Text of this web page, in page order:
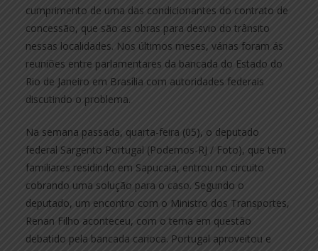
cumprimento de uma das condicionantes do contrato de
concessão, que são as obras para desvio do trânsito
nessas localidades. Nos últimos meses, várias foram ás
reuniões entre parlamentares da bancada do Estado do
Rio de Janeiro em Brasília com autoridades federais
discutindo o problema.
Na semana passada, quarta-feira (05), o deputado
federal Sargento Portugal (Podemos-RJ / Foto), que tem
familiares residindo em Sapucaia, entrou no circuito
cobrando uma solução para o caso. Segundo o
deputado, um encontro com o Ministro dos Transportes,
Renan Filho aconteceu, com o tema em questão
debatido pela bancada carioca. Portugal aproveitou e